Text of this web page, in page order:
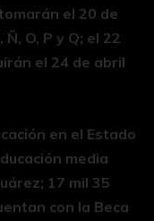
el 20 de
O, P y Q; el 22
el 24 de abril
en el Estado
media
17 mil 35
con la Beca